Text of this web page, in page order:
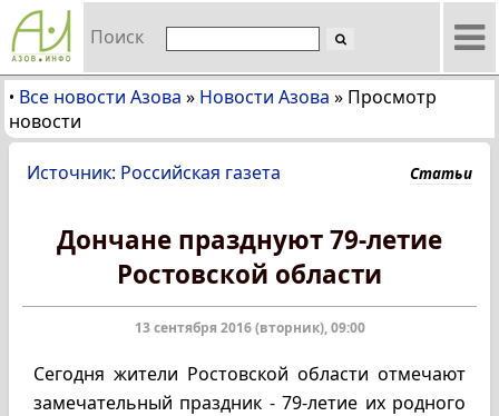
Поиск
• Все новости Азова » Новости Азова » Просмотр
новости
Источник: Российская газета Статьи
Дончане празднуют 79-летие
Ростовской области
13 сентября 2016 (вторник), 09:00
Сегодня жители Ростовской области отмечают
замечательный праздник - 79-летие их родного